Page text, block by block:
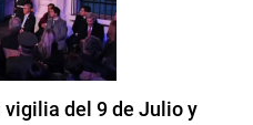
del 9 de Julio y